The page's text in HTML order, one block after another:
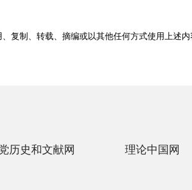
复制、转载、摘编或以其他任何方式使用上述
历史和文献网 理论中国网